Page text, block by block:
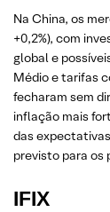
Na China, os
+0,2%), com
global e
Médio e tarifas
fecharam sem
inflação mais
das
previsto para os
IFIX